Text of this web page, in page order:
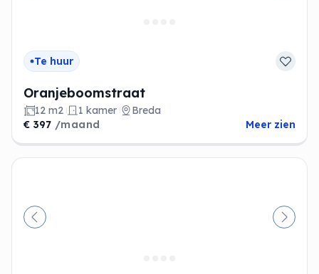
Te huur
Oranjeboomstraat
12 m2 1 kamer
Breda
€ 397 /maand Meer zien
Vorige